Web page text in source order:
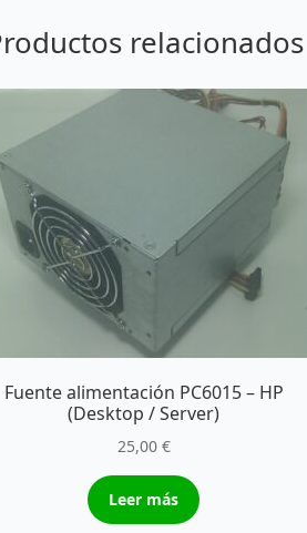
relacionados
Fuente alimentación PC6015 – HP
(Desktop / Server)
25,00 €
Leer más